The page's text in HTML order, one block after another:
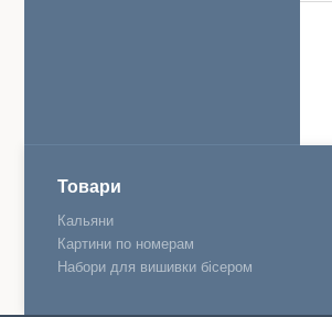
Товари
Кальяни
Картини по номерам
Набори для вишивки бісером